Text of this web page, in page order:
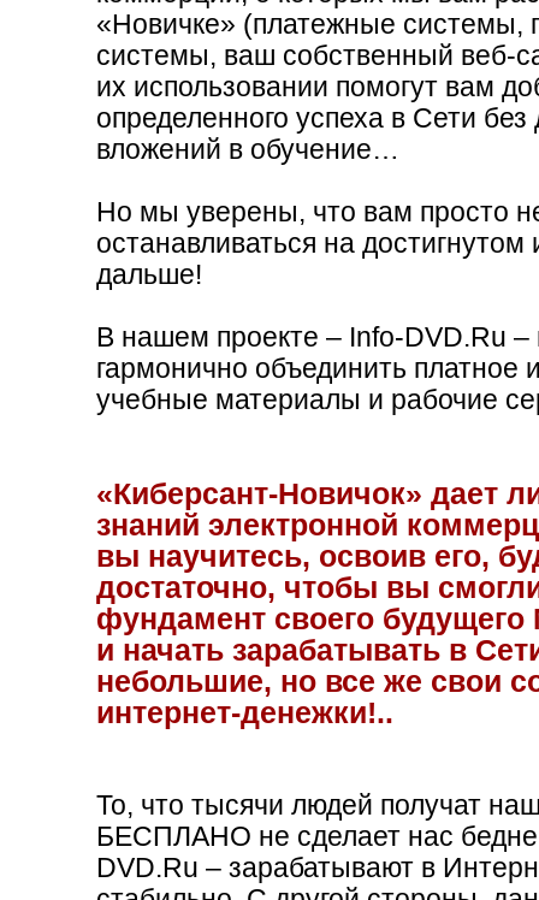
«Новичке» (платежные системы,
системы, ваш собственный веб-
их использовании помогут вам
определенного успеха в Сети
вложений в обучение…
Но мы уверены, что вам просто
останавливаться на
дальше!
В нашем проекте – Info-DVD.Ru
гармонично объединить платное
учебные материалы и рабочие
«Киберсант-Новичок» дает
знаний электронной
вы научитесь, освоив его,
достаточно, чтобы вы
фундамент своего
и начать зарабатывать в
небольшие, но все же свои
интернет-денежки!..
То, что тысячи людей получат
БЕСПЛАНО не сделает нас
DVD.Ru – зарабатывают в
принципе бизнесменом
Максим Александрович Бажин
Петропавловск-Камчатский (Россия)
«Это самый
охватывающий
Никогда не встречала
возможностей работы
укладывается в голове
только начало.
ничего не знала. И не
интернете. Теперь я
самый развёрнутый и
темы работы с
После прочтения курса
много идей, которые
вижу, что могу писать